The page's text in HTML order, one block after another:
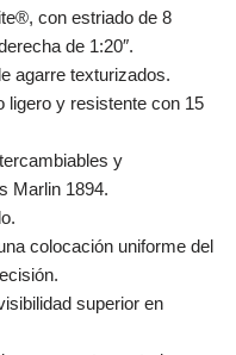
con estriado de 8
de 1:20″.
agarre texturizados.
ligero y resistente con 15
y
Marlin 1894.
colocación uniforme del
superior en